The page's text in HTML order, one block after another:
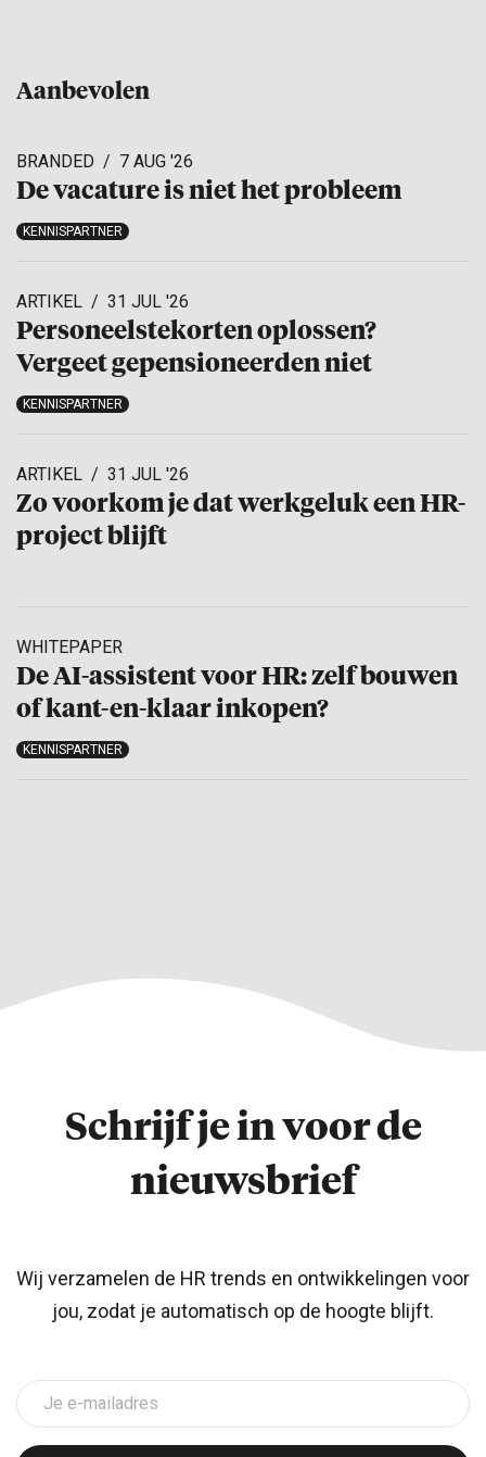
Aanbevolen
BRANDED 7 AUG '26
De vacature is niet het probleem
KENNISPARTNER
ARTIKEL 31 JUL '26
Personeels­te­korten oplossen?
Vergeet gepensio­neerden niet
KENNISPARTNER
ARTIKEL 31 JUL '26
Zo voorkom je dat werkgeluk een HR-
project blijft
WHITEPAPER
De AI-assistent voor HR: zelf bouwen
of kant-en-klaar inkopen?
KENNISPARTNER
Schrijf je in voor de
nieuwsbrief
Wij verzamelen de HR trends en ontwikkelingen voor
jou, zodat je automatisch op de hoogte blijft.